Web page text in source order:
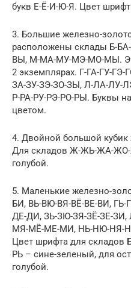
букв Е-Ё-И-Ю-Я. Цвет
3. Большие железно-
расположены склады Б-
ВЫ, М-МА-МУ-МЭ-МО-МЫ.
2 экземплярах. Г-ГА-ГУ-
ЗА-ЗУ-ЗЭ-ЗО-ЗЫ, Л-ЛА-
Р-РА-РУ-РЭ-РО-РЫ. Буквы
цветом.
4. Двойной большой кубик
Для складов Ж-ЖЬ-ЖА-
голубой.
5. Маленькие железно-
БИ, ВЬ-ВЮ-ВЯ-ВЁ-ВЕ-ВИ,
ДЕ-ДИ, ЗЬ-ЗЮ-ЗЯ-ЗЁ-ЗЕ-
МЯ-МЁ-МЕ-МИ, НЬ-НЮ-НЯ-
Цвет шрифта для складов
РЬ – сине-зеленый, для
голубой.